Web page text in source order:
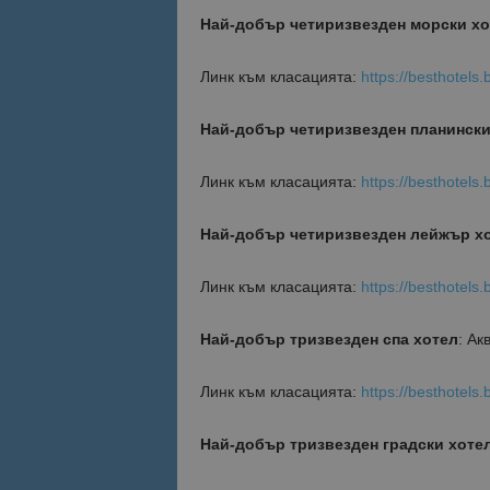
Най-добър четиризвезден морски
Линк към класацията: https://
Най-добър четиризвезден
Линк към класацията: https://
Най-добър четиризвезден лейжър
Линк към класацията: https://
Най-добър тризвезден спа хотел:
Линк към класацията: https://
Най-добър тризвезден градски
is_unique
_ga_B09EBBY8PY
_ga_WXPDN4HSCV
_ga_FK650GXHRZ